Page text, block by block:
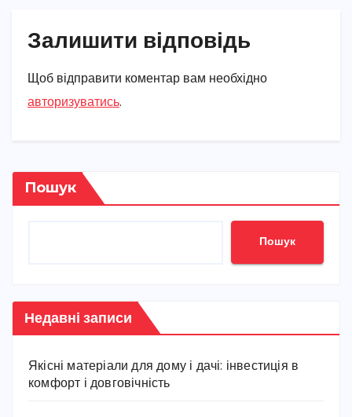
Залишити відповідь
Щоб відправити коментар вам необхідно
авторизуватись.
Пошук
Пошук
Недавні записи
Якісні матеріали для дому і дачі: інвестиція в
комфорт і довговічність